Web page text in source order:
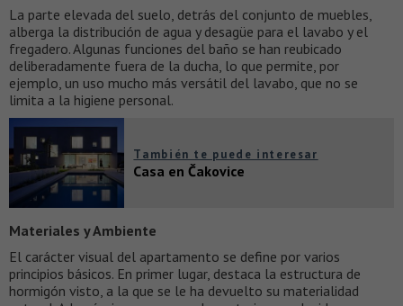
La parte elevada del suelo, detrás del conjunto de muebles,
alberga la distribución de agua y desagüe para el lavabo y el
fregadero. Algunas funciones del baño se han reubicado
deliberadamente fuera de la ducha, lo que permite, por
ejemplo, un uso mucho más versátil del lavabo, que no se
limita a la higiene personal.
También te puede interesar
Casa en Čakovice
Materiales y Ambiente
El carácter visual del apartamento se define por varios
principios básicos. En primer lugar, destaca la estructura de
hormigón visto, a la que se le ha devuelto su materialidad